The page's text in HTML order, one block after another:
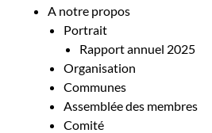
A notre propos
Portrait
Rapport annuel 2025
Organisation
Communes
Assemblée des membres
Comité